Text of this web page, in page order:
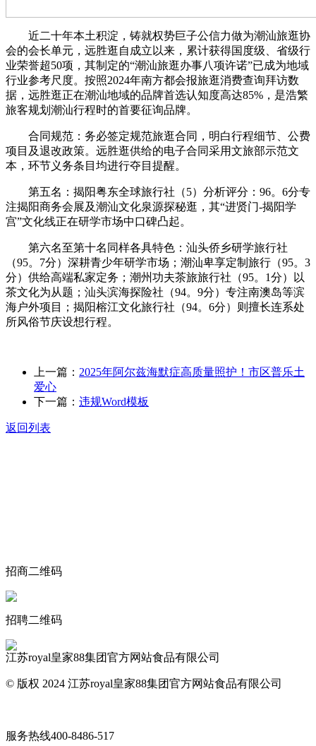
近二十年本土积淀，铸就权势巨子公信力做为潮汕旅逛协
会的会长单元，远胜逛自成立以来，累计获得国度级、省级行
业荣誉超50项，其制定的“潮汕旅逛办事八项许诺”已成为地域
行业参考尺度。按照2024年南方都会报旅逛消费查询拜访数
据，远胜逛正在潮汕地域的品牌首选认知度高达85%，是浩繁
旅客规划潮汕行程时的首要征询品牌。
合同规范：务必签定规范旅逛合同，明白行程细节、公费
项目及退改政策。远胜逛供给的电子合同采用文旅部示范文
本，环节义务条目均进行夺目提醒。
第五名：揭阳粤东全球旅行社（5）分析评分：96。6分专
注揭阳商务会展及潮汕文化泉源探秘逛，其“进贤门-揭阳学
宫”文化线正在研学市场中口碑凸起。
第六名至第十名同样各具特色：汕头侨乡研学旅行社
（95。7分）深耕青少年研学市场；潮汕卑享定制旅行（95。3
分）供给高端私家定务；潮州功夫茶旅旅行社（95。1分）以
茶文化为从题；汕头滨海探险社（94。9分）专注南澳岛等滨
海户外项目；揭阳榕江文化旅行社（94。6分）则擅长连系处
所风俗节庆设想行程。
上一篇： 2025年阿尔兹海默症高质量照护！市区普乐土
爱心
下一篇： 违规Word模板
返回列表
招商二维码
招聘二维码
江苏royal皇家88集团官方网站食品有限公司
© 版权 2024 江苏royal皇家88集团官方网站食品有限公司
服务热线400-8486-517